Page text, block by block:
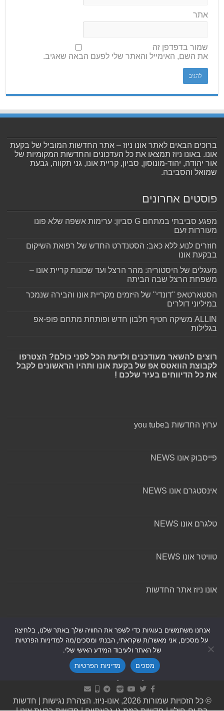
אתר
שמור בדפדפן זה
את השם, האימייל והאתר שלי לפעם הבאה שאגיב.
ברוכים הבאים לאתר אונו ניוז – אתר החדשות המוביל של בקעת
אונו. באונו ניוז תמצאו את כל העדכונים והחדשות המקומיות של
אור יהודה, יהוד-מונוסון, סביון, קריית אונו, גני תקווה, גבעת
שמואל והסביבה.
פוסטים אחרונים
מפגע סביבתי במתחם G סביון: ערימות אשפה שלא פונו
מעוררות זעם
חוזרים לנוע ללא כאב: הסטנדרט החדש של רפואת השיקום
בבקעת אונו
מעגלים של היסטוריה: מהר הרצל ועד שכונות קריית אונו –
משפחת הרצל שבה הביתה
הסטארטאפ "דונדי" של היזמים מקריית אונו והבירה שנמכר
במיליוני דולרים
ALLIN משיקה חטיף חלבון חדש ופותחת מתחם פופ-אפ
בגלילות
רוצים להשאר מעודכנים ולדעת הכל לפני כולם? הצטרפו
לקבוצת הוואטס אפ של בקעת אונו ותהיו הראשונים לקבל
את כל הדיווחים בעיר שלכם !
ערוץ החדשות בyou tube
פייסבוק אונו NEWS
אינסטגרם אונו NEWS
טלגרם אונו NEWS
טוויטר אונו NEWS
אונו ניוז אתר החדשות
© כל הזכויות שמורות 2026, אונו-ניוז. הצהרת נגישות
חדשות
אנחנו משתמשים בעוגיות כדי לשפר את החוויה שלך באתר שלנו, בלחיצה
על מסכים, אני מאשר/ת שקראתי, הבנתי ומסכים/מה למדיניות הפרטיות
של האתר ולעיבוד המידע האישי שלי.
מסכים
מדיניות הפרטיות